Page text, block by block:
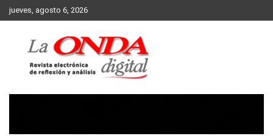
Skip
to
jueves, agosto 6, 2026